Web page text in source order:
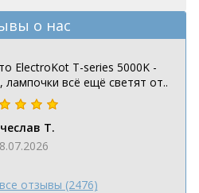
о нас
ElectroKot T-series 5000K -
лампочки всё ещё светят от..
Т.
отзывы (2476)